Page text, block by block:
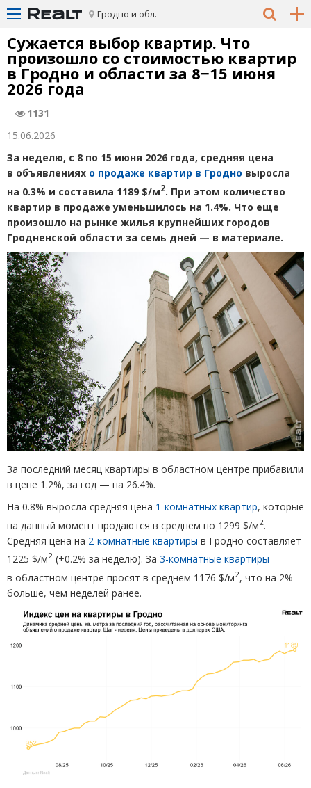
Гродно и обл.
Сужается выбор квартир. Что
произошло со стоимостью квартир
в Гродно и области за 8−15 июня
2026 года
1131
15.06.2026
За неделю, с 8 по 15 июня 2026 года, средняя цена
в объявлениях о продаже квартир в Гродно выросла
на 0.3% и составила 1189 $/м2. При этом количество
квартир в продаже уменьшилось на 1.4%. Что еще
произошло на рынке жилья крупнейших городов
Гродненской области за семь дней — в материале.
За последний месяц квартиры в областном центре прибавили
в цене 1.2%, за год — на 26.4%.
На 0.8% выросла средняя цена 1-комнатных квартир, которые
на данный момент продаются в среднем по 1299 $/м2.
Средняя цена на 2-комнатные квартиры в Гродно составляет
1225 $/м2 (+0.2% за неделю). За 3-комнатные квартиры
в областном центре просят в среднем 1176 $/м2, что на 2%
больше, чем неделей ранее.